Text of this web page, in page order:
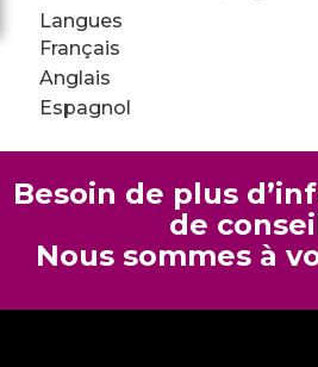
Langues
Français
Anglais
Espagnol
Besoin de plus
de
Nous sommes à